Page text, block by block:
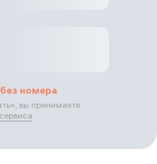
номера
», вы принимаете